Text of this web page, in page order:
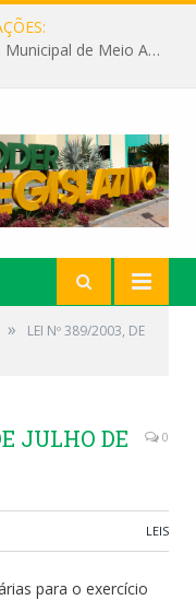
Câmara recebe palestra da Secretária Municipal de Meio Ambiente sobre as ações da “SEMANA DO MEIO AMBIENTE”
»
LEI Nº 389/2003, DE
JULHO DE
0
LEIS
para o exercício